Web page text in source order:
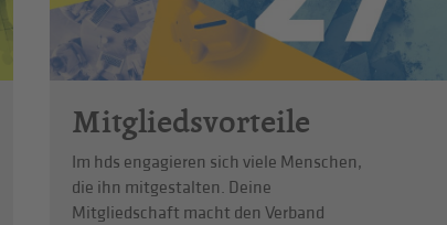
Mitgliedsvorteile
Im hds engagieren sich viele Menschen,
die ihn mitgestalten. Deine
Mitgliedschaft macht den Verband